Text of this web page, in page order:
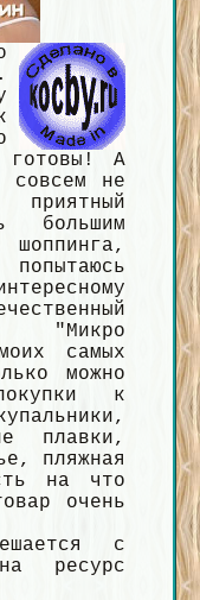
готовы! А
совсем не
большим
шоппинга,
"Микро
самых
можно
к
плавки,
пляжная
на что
очень
с
ресурс